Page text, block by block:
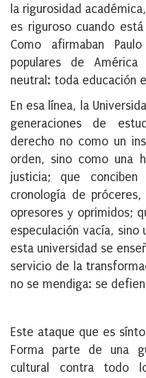
la rigurosidad
es riguroso cuando
Como afirmaban
populares de
neutral: toda educación
En esa línea, la
generaciones de
derecho no como un
orden, sino como una
justicia; que
cronología de
opresores y oprimidos;
especulación vacía, sino
esta universidad se
servicio de la
no se mendiga: se
Este ataque que es
Forma parte de una
cultural contra todo